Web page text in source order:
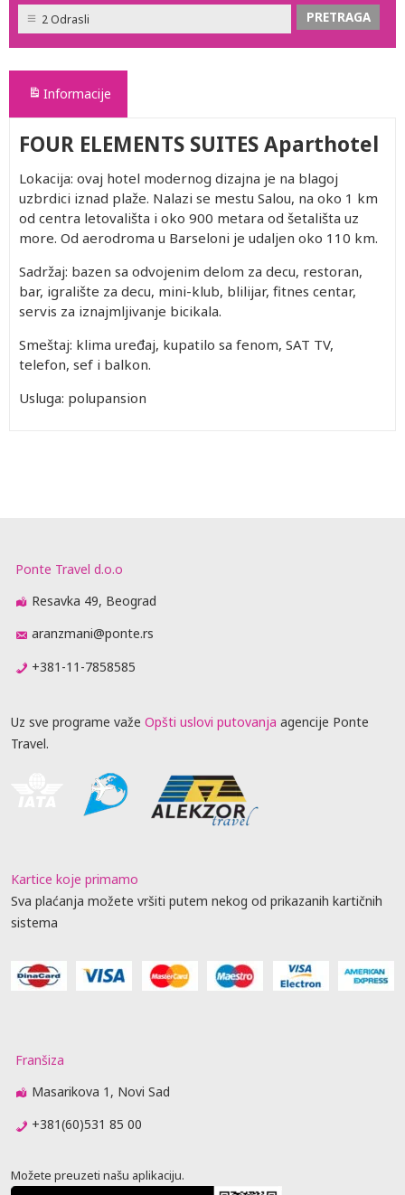
2 Odrasli
Informacije
FOUR ELEMENTS SUITES Aparthotel
Lokacija: ovaj hotel modernog dizajna je na blagoj
uzbrdici iznad plaže. Nalazi se mestu Salou, na oko 1 km
od centra letovališta i oko 900 metara od šetališta uz
more. Od aerodroma u Barseloni je udaljen oko 110 km.
Sadržaj: bazen sa odvojenim delom za decu, restoran,
bar, igralište za decu, mini-klub, blilijar, fitnes centar,
servis za iznajmljivanje bicikala.
Smeštaj: klima uređaj, kupatilo sa fenom, SAT TV,
telefon, sef i balkon.
Usluga: polupansion
Ponte Travel d.o.o
Resavka 49, Beograd
aranzmani@ponte.rs
+381-11-7858585
Uz sve programe važe Opšti uslovi putovanja agencije Ponte
Travel.
Kartice koje primamo
Sva plaćanja možete vršiti putem nekog od prikazanih kartičnih
sistema
Franšiza
Masarikova 1, Novi Sad
+381(60)531 85 00
Možete preuzeti našu aplikaciju.